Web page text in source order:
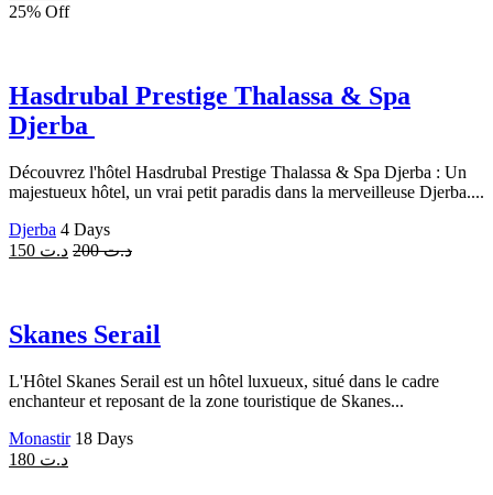
25% Off
Hasdrubal Prestige Thalassa & Spa
Djerba
Découvrez l'hôtel Hasdrubal Prestige Thalassa & Spa Djerba : Un
majestueux hôtel, un vrai petit paradis dans la merveilleuse Djerba....
Djerba 4 Days
د.ت 200 د.ت 150
Skanes Serail
L'Hôtel Skanes Serail est un hôtel luxueux, situé dans le cadre
enchanteur et reposant de la zone touristique de Skanes...
Monastir 18 Days
د.ت 180